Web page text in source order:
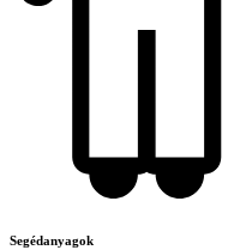
Segédanyagok